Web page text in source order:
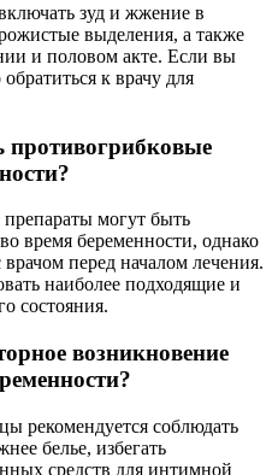
зуд и жжение в
выделения, а также
и половом акте. Если вы
к врачу для
могут быть
время беременности, однако
перед началом лечения.
наиболее подходящие и
состояния.
возникновение
рекомендуется соблюдать
белье, избегать
средств для интимной